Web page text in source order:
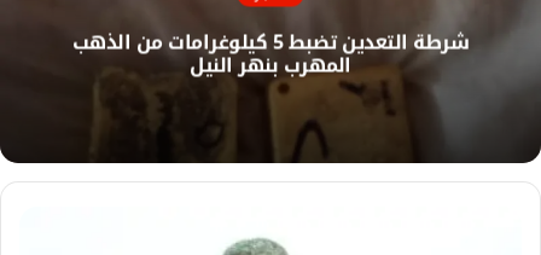
ل
و
ي
ب
شرطة التعدين تضبط 5 كيلوغرامات من الذهب
المهرب بنهر النيل